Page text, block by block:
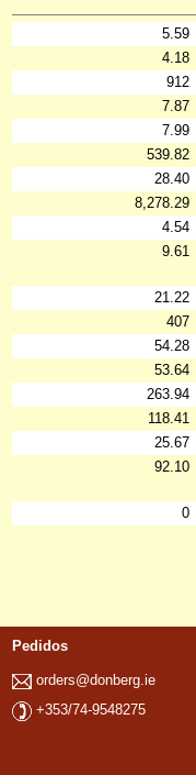
5.59
4.18
912
7.87
7.99
539.82
28.40
8,278.29
4.54
9.61
21.22
407
54.28
53.64
263.94
118.41
25.67
92.10
0
Pedidos
orders@donberg.ie
+353/74-9548275